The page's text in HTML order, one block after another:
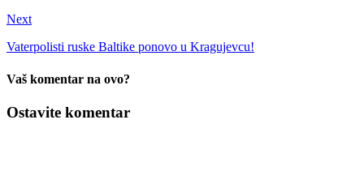
Next
Vaterpolisti ruske Baltike ponovo u Kragujevcu!
Vaš komentar na ovo?
Ostavite komentar